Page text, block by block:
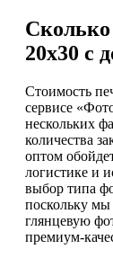
Сколько
20х30 с
Стоимость
сервисе
нескольких
количества
оптом
логистике и
выбор типа
поскольку мы
глянцевую
премиум-